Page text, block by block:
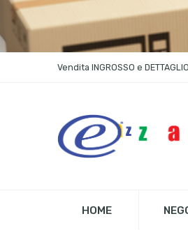
Vendita INGROSSO e
HOME